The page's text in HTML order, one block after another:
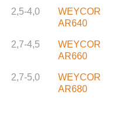
2,5-4,0
WEYCOR
AR640
2,7-4,5
WEYCOR
AR660
2,7-5,0
WEYCOR
AR680